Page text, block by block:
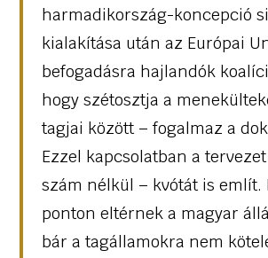
harmadikország-koncepció
kialakítása után az Európai
befogadásra hajlandók
hogy szétosztja a
tagjai között – fogalmaz a
Ezzel kapcsolatban a
szám nélkül – kvótát is említ.
ponton eltérnek a magyar
bár a tagállamokra nem